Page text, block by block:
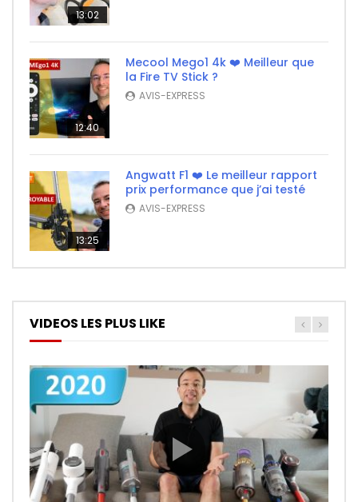
13:02
12:40
Mecool Mego1 4k ❤️ Meilleur que
la Fire TV Stick ?
AVIS-EXPRESS
13:25
Angwatt F1 ❤️ Le meilleur rapport
prix performance que j’ai testé
AVIS-EXPRESS
VIDEOS LES PLUS LIKE